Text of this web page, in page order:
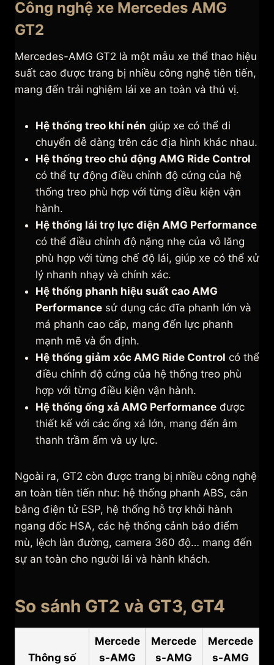
Công nghệ xe Mercedes AMG
GT2
Mercedes-AMG GT2 là một mẫu xe thể thao hiệu
suất cao được trang bị nhiều công nghệ tiên tiến,
mang đến trải nghiệm lái xe an toàn và thú vị.
Hệ thống treo khí nén giúp xe có thể di
chuyển dễ dàng trên các địa hình khác nhau.
Hệ thống treo chủ động AMG Ride Control
có thể tự động điều chỉnh độ cứng của hệ
thống treo phù hợp với từng điều kiện vận
hành.
Hệ thống lái trợ lực điện AMG Performance
có thể điều chỉnh độ nặng nhẹ của vô lăng
phù hợp với từng chế độ lái, giúp xe có thể xử
lý nhanh nhạy và chính xác.
Hệ thống phanh hiệu suất cao AMG
Performance sử dụng các đĩa phanh lớn và
má phanh cao cấp, mang đến lực phanh
mạnh mẽ và ổn định.
Hệ thống giảm xóc AMG Ride Control có thể
điều chỉnh độ cứng của hệ thống treo phù
hợp với từng điều kiện vận hành.
Hệ thống ống xả AMG Performance được
thiết kế với các ống xả lớn, mang đến âm
thanh trầm ấm và uy lực.
Ngoài ra, GT2 còn được trang bị nhiều công nghệ
an toàn tiên tiến như: hệ thống phanh ABS, cân
bằng điện tử ESP, hệ thống hỗ trợ khởi hành
ngang dốc HSA, các hệ thống cảnh báo điểm
mù, lệch làn đường, camera 360 độ… mang đến
sự an toàn cho người lái và hành khách.
So sánh GT2 và GT3, GT4
Thông số
Mercede
s-AMG
Mercede
s-AMG
Mercede
s-AMG